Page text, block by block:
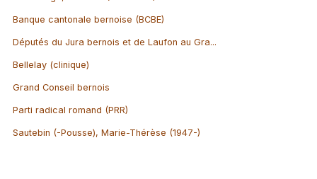
Banque cantonale bernoise (BCBE)
Députés du Jura bernois et de Laufon au Gra...
Bellelay (clinique)
Grand Conseil bernois
Parti radical romand (PRR)
Sautebin (-Pousse), Marie-Thérèse (1947-)